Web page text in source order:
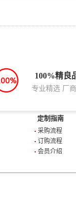
100%精良
专业精选 厂
定制指南
采购流程
订购流程
会员介绍